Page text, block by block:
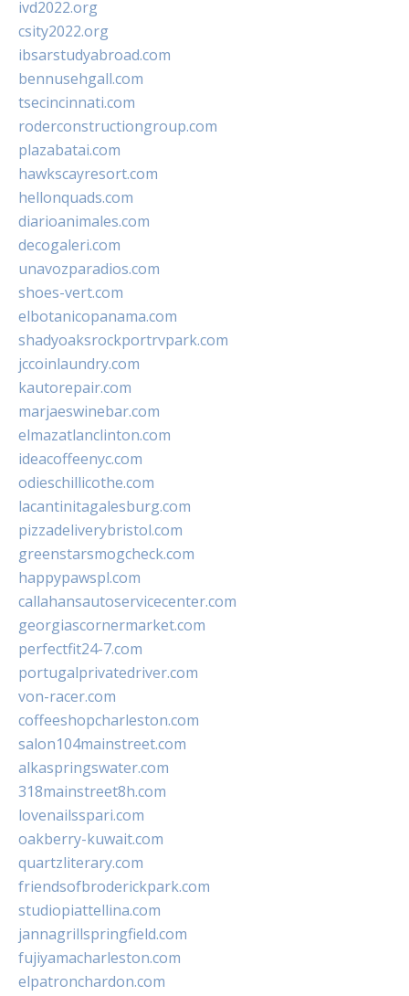
ivd2022.org
csity2022.org
ibsarstudyabroad.com
bennusehgall.com
tsecincinnati.com
roderconstructiongroup.com
plazabatai.com
hawkscayresort.com
hellonquads.com
diarioanimales.com
decogaleri.com
unavozparadios.com
shoes-vert.com
elbotanicopanama.com
shadyoaksrockportrvpark.com
jccoinlaundry.com
kautorepair.com
marjaeswinebar.com
elmazatlanclinton.com
ideacoffeenyc.com
odieschillicothe.com
lacantinitagalesburg.com
pizzadeliverybristol.com
greenstarsmogcheck.com
happypawspl.com
callahansautoservicecenter.com
georgiascornermarket.com
perfectfit24-7.com
portugalprivatedriver.com
von-racer.com
coffeeshopcharleston.com
salon104mainstreet.com
alkaspringswater.com
318mainstreet8h.com
lovenailsspari.com
oakberry-kuwait.com
quartzliterary.com
friendsofbroderickpark.com
studiopiattellina.com
jannagrillspringfield.com
fujiyamacharleston.com
elpatronchardon.com